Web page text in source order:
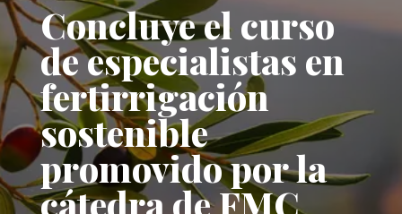
Concluye el curso
de especialistas en
fertirrigación
sostenible
promovido por la
cátedra de FMC